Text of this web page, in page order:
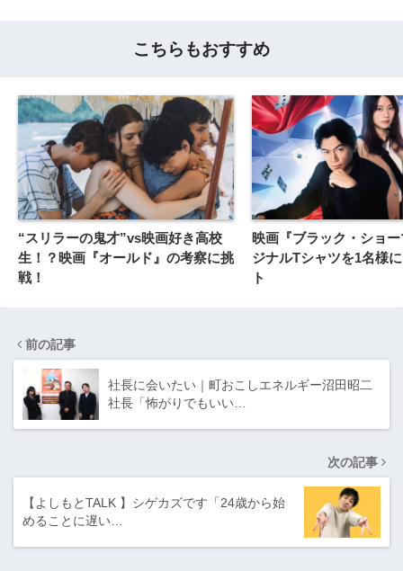
こちらもおすすめ
“スリラーの鬼才”vs映画好き高校
生！？映画『オールド』の考察に挑
戦！
映画『ブラック・ショ
ジナルTシャツを1名様
ト
前の記事
社長に会いたい｜町おこしエネルギー沼田昭二
社長「怖がりでもいい…
次の記事
【よしもとTALK 】シゲカズです「24歳から始
めることに遅い…